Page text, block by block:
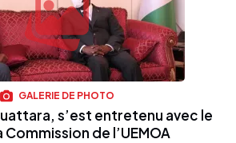
GALERIE DE PHOTO
s’est entretenu avec le
Commission de l’UEMOA